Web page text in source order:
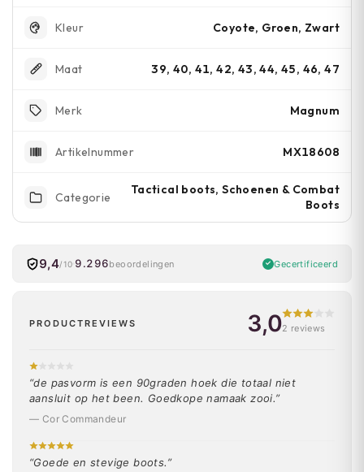
Kleur Coyote, Groen, Zwart
Maat 39, 40, 41, 42, 43, 44, 45, 46, 47
Merk Magnum
Artikelnummer MX18608
Categorie
Tactical boots, Schoenen & Combat
Boots
9,4/10 9.296beoordelingen Gecertificeerd
PRODUCTREVIEWS 3,02 reviews
“de pasvorm is een 90graden hoek die totaal niet
aansluit op het been. Goedkope namaak zooi.”
— Cor Commandeur
“Goede en stevige boots.”